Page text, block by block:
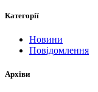
Категорії
Новини
Повідомлення
Архіви